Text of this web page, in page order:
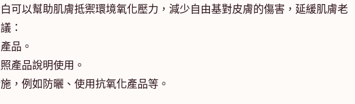
可以幫助肌膚抵禦環境氧化壓力，減少自由基對皮膚的傷害，延緩肌膚老
：
品。
產品說明使用。
，例如防曬、使用抗氧化產品等。